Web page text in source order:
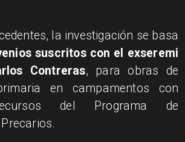
la investigación se basa
suscritos con el exseremi
Contreras, para obras de
en campamentos con
del Programa de